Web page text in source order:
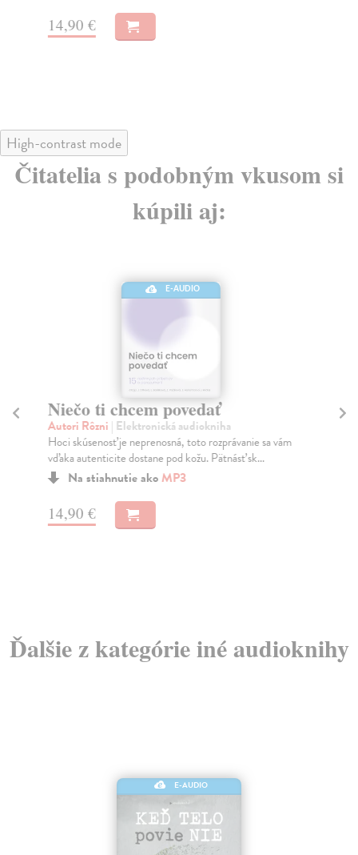
14,90 €
High-contrast mode
Čitatelia s podobným vkusom si
kúpili aj:
E-AUDIO
Niečo ti chcem povedať
Autori Rôzni | Elektronická audiokniha
Hoci skúsenosť je neprenosná, toto rozprávanie sa vám
vďaka autenticite dostane pod kožu. Pätnásť sk...
Na stiahnutie akoMP3
14,90 €
Ďalšie z kategórie iné audioknihy
E-AUDIO